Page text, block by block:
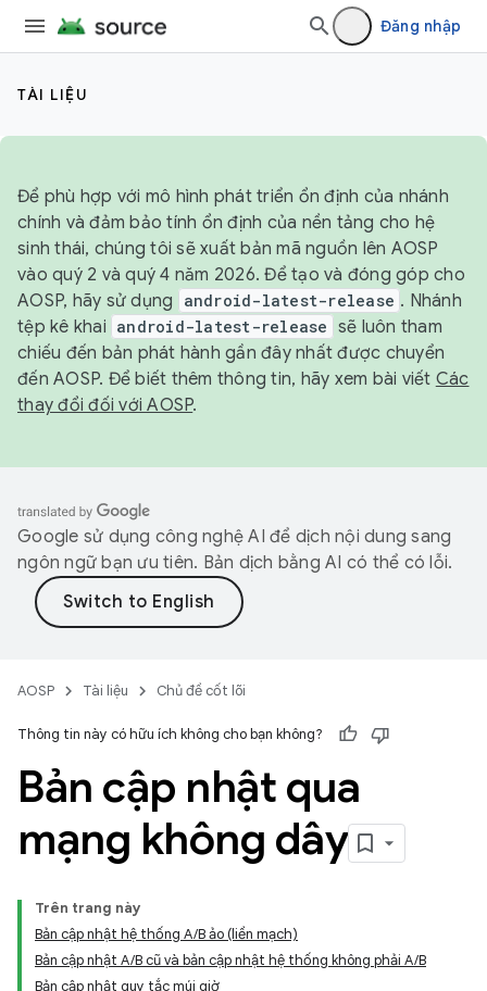
Đăng nhập
TÀI LIỆU
Để phù hợp với mô hình phát triển ổn định của nhánh
chính và đảm bảo tính ổn định của nền tảng cho hệ
sinh thái, chúng tôi sẽ xuất bản mã nguồn lên AOSP
vào quý 2 và quý 4 năm 2026. Để tạo và đóng góp cho
AOSP, hãy sử dụng
android-latest-release . Nhánh
tệp kê khai android-latest-release sẽ luôn tham
chiếu đến bản phát hành gần đây nhất được chuyển
đến AOSP. Để biết thêm thông tin, hãy xem bài viết Các
thay đổi đối với AOSP.
Google sử dụng công nghệ AI để dịch nội dung sang
ngôn ngữ bạn ưu tiên. Bản dịch bằng AI có thể có lỗi.
AOSP Tài liệu Chủ đề cốt lõi
Thông tin này có hữu ích không cho bạn không?
Bản cập nhật qua
mạng không dây
Trên trang này
Bản cập nhật hệ thống A/B ảo (liền mạch)
Bản cập nhật A/B cũ và bản cập nhật hệ thống không phải A/B
Bản cập nhật quy tắc múi giờ